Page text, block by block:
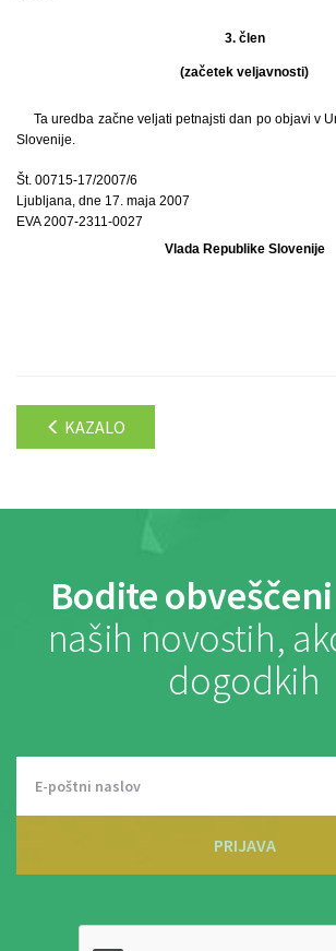
3. člen
(začetek veljavnosti)
Ta uredba začne veljati petnajsti dan po objavi v
Slovenije.
Št. 00715-17/2007/6
Ljubljana, dne 17. maja 2007
EVA 2007-2311-0027
Vlada Republike Slovenije
KAZALO
Bodite obveščeni
naših novostih,
dogodkih
PRIJAVA